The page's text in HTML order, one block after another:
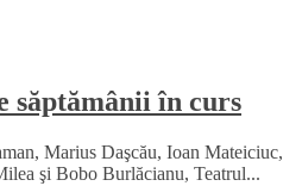
săptămânii în curs
Marius Daşcău, Ioan Mateiciuc,
şi Bobo Burlăcianu, Teatrul...